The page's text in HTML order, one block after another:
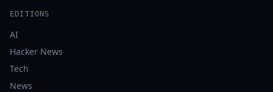
EDITIONS
AI
Hacker News
Tech
News